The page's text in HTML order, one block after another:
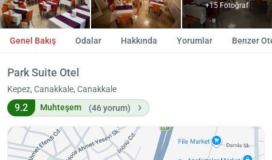
+15 Fotoğraf
Genel Bakış Odalar Hakkında Yorumlar Benzer
Park Suite Otel
Kepez, Canakkale, Canakkale
9.2 Muhteşem (46 yorum)